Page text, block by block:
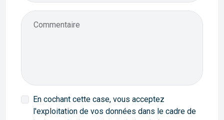
Commentaire
En cochant cette case, vous acceptez
l'exploitation de vos données dans le cadre de